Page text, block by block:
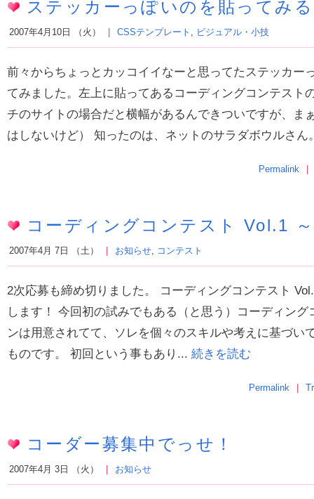
ステッカーっぽいのを貼ってみる
2007年4月10日 （火） CSSテンプレート ビジュアル・小技
前々からちょっとカッコイイなーと思ってたステッカー
てみました。左上に貼ってあるコーディングコンテスト
チのサイトの場合だと横幅があるんできついですが、ま
はしないけど） 知ったのは、ネットのサラダボウルさ
Permalink
コーディングコンテスト Vol.1
2007年4月 7日 （土） お知らせ コンテスト
2次応募も締め切りました。 コーディングコンテスト
します！ 今回初の試みでもある（と思う）コーディン
ンは用意されてて、ソレを個々のスキルや考えに基づい
ものです。 初回という事もあり... 続きを読む
Permalink
コーダー募集中でっせ！
2007年4月 3日 （火） お知らせ